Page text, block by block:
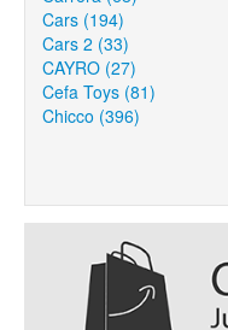
Cars (194)
Cars 2 (33)
CAYRO (27)
Cefa Toys (81)
Chicco (396)